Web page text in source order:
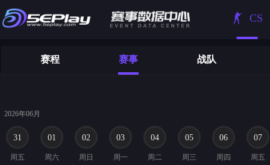
CS
赛程 赛事 战队
2026年06月
31
周五
01
周六
02
周日
03
周一
04
周二
05
周三
06
周四
07
周五